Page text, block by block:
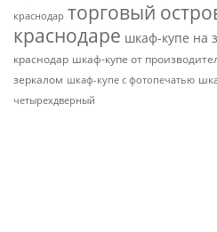
краснодар торговый
краснодаре шкаф-купе на
краснодар шкаф-купе от
зеркалом шкаф-купе с фотопечатью
четырехдверный